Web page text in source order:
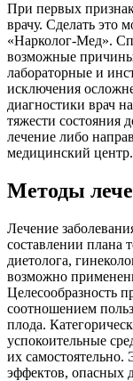
При первых
врачу. Сделать это
«Нарколог-Мед».
возможные
лабораторные и
исключения
диагностики врач
тяжести состояния
лечение либо
медицинский центр.
Методы
Лечение
составлении плана
диетолога,
возможно
Целесообразность
соотношением
плода.
успокоительные
их
эффектов, опасных